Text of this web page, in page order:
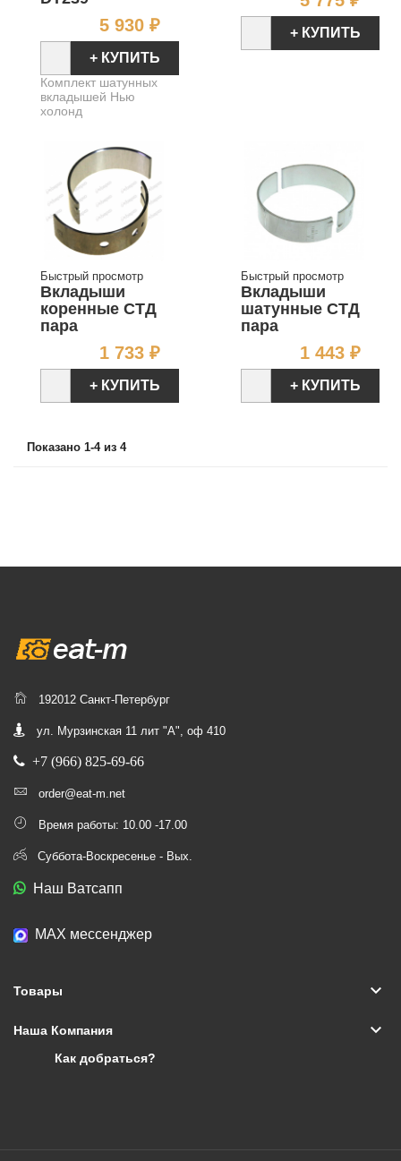
5 930 ₽Цена
+ КУПИТЬ
Комплект шатунных
вкладышей Нью
холонд
+ КУПИТЬ
Быстрый просмотр
Вкладыши
коренные СТД
пара
1 733 ₽Цена
+ КУПИТЬ
Быстрый просмотр
Вкладыши
шатунные СТД
пара
1 443 ₽
+ КУПИТЬ
Показано 1-4 из 4
192012 Санкт-Петербург
ул. Мурзинская 11 лит "А", оф 410
+7 (966) 825-69-66
order@eat-m.net
Время работы: 10.00 -17.00
Суббота-Воскресенье - Вых.
Наш Ватсапп
МАХ мессенджер
Товары keyboard_arrow_down
Наша Компания keyboard_arrow_down
Как добраться?